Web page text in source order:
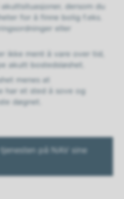
akuttsituasjoner, dersom du
for å finne bolig f.eks.
eller
ikke ment å vare over tid,
akutt bostedsløshet.
menes at
har et sted å sove og
døgnet.
på NAV sine